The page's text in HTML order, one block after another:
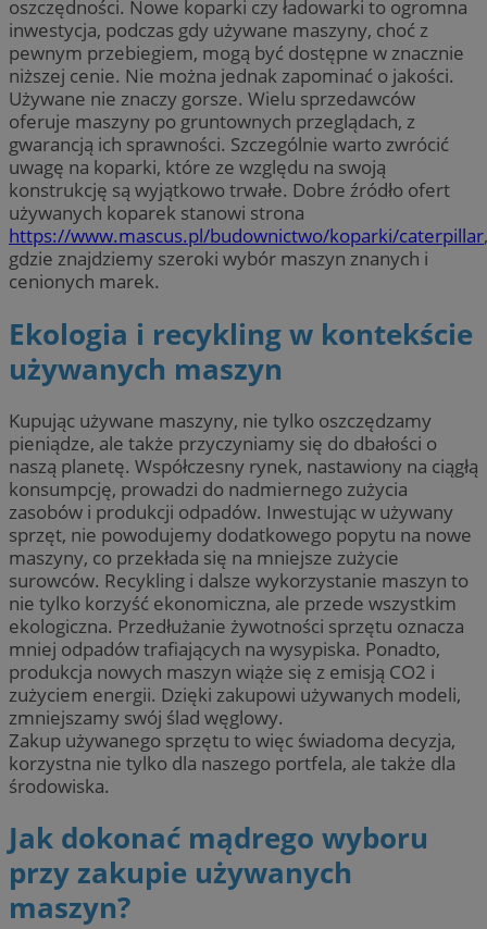
oszczędności. Nowe koparki czy ładowarki to ogromna
inwestycja, podczas gdy używane maszyny, choć z
pewnym przebiegiem, mogą być dostępne w znacznie
niższej cenie. Nie można jednak zapominać o jakości.
Używane nie znaczy gorsze. Wielu sprzedawców
oferuje maszyny po gruntownych przeglądach, z
gwarancją ich sprawności. Szczególnie warto zwrócić
uwagę na koparki, które ze względu na swoją
konstrukcję są wyjątkowo trwałe. Dobre źródło ofert
używanych koparek stanowi strona
https://www.mascus.pl/budownictwo/koparki/caterpillar,
gdzie znajdziemy szeroki wybór maszyn znanych i
cenionych marek.
Ekologia i recykling w kontekście
używanych maszyn
Kupując używane maszyny, nie tylko oszczędzamy
pieniądze, ale także przyczyniamy się do dbałości o
naszą planetę. Współczesny rynek, nastawiony na ciągłą
konsumpcję, prowadzi do nadmiernego zużycia
zasobów i produkcji odpadów. Inwestując w używany
sprzęt, nie powodujemy dodatkowego popytu na nowe
maszyny, co przekłada się na mniejsze zużycie
surowców. Recykling i dalsze wykorzystanie maszyn to
nie tylko korzyść ekonomiczna, ale przede wszystkim
ekologiczna. Przedłużanie żywotności sprzętu oznacza
mniej odpadów trafiających na wysypiska. Ponadto,
produkcja nowych maszyn wiąże się z emisją CO2 i
zużyciem energii. Dzięki zakupowi używanych modeli,
zmniejszamy swój ślad węglowy.
Zakup używanego sprzętu to więc świadoma decyzja,
korzystna nie tylko dla naszego portfela, ale także dla
środowiska.
Jak dokonać mądrego wyboru
przy zakupie używanych
maszyn?